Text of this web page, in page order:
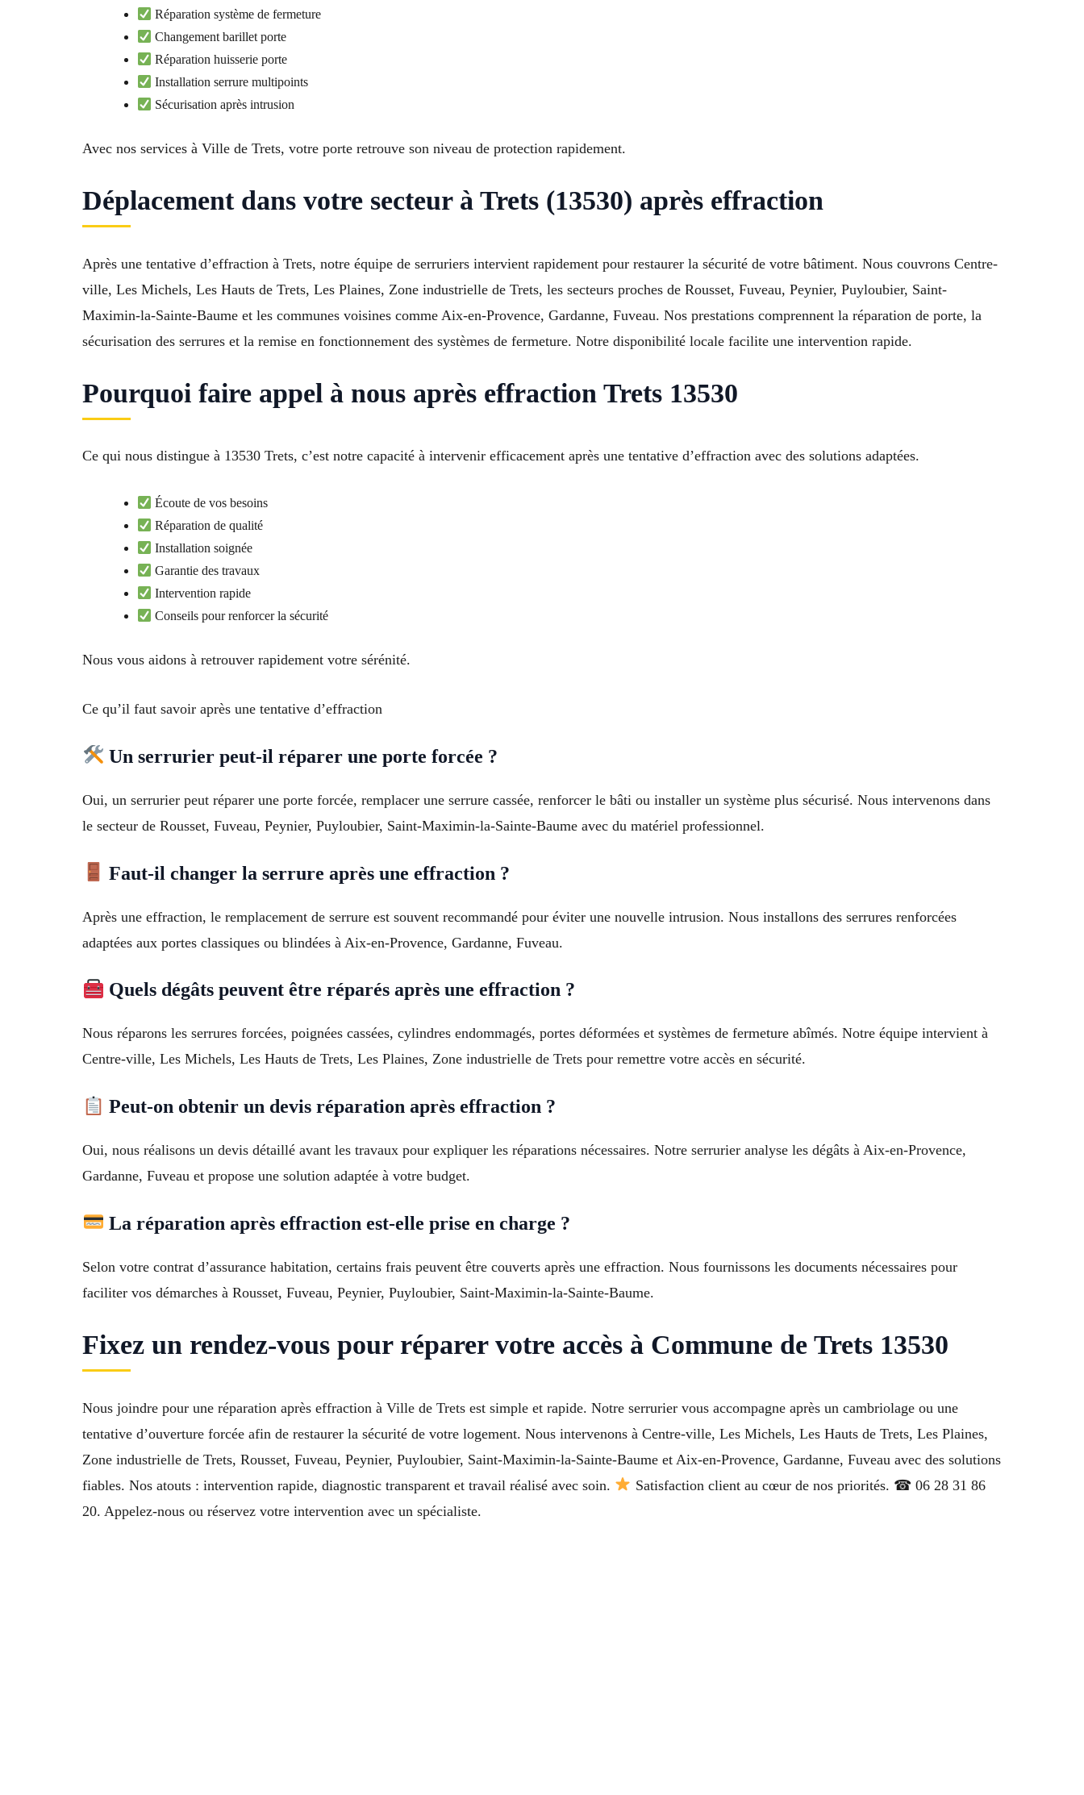
Réparation système de fermeture
Changement barillet porte
Réparation huisserie porte
Installation serrure multipoints
Sécurisation après intrusion
Avec nos services à Ville de Trets, votre porte retrouve son niveau de protection rapidement.
Déplacement dans votre secteur à Trets (13530) après effraction
Après une tentative d’effraction à Trets, notre équipe de serruriers intervient rapidement pour restaurer la sécurité de votre bâtiment. Nous couvrons Centre-
ville, Les Michels, Les Hauts de Trets, Les Plaines, Zone industrielle de Trets, les secteurs proches de Rousset, Fuveau, Peynier, Puyloubier, Saint-
Maximin-la-Sainte-Baume et les communes voisines comme Aix-en-Provence, Gardanne, Fuveau. Nos prestations comprennent la réparation de porte, la
sécurisation des serrures et la remise en fonctionnement des systèmes de fermeture. Notre disponibilité locale facilite une intervention rapide.
Pourquoi faire appel à nous après effraction Trets 13530
Ce qui nous distingue à 13530 Trets, c’est notre capacité à intervenir efficacement après une tentative d’effraction avec des solutions adaptées.
Écoute de vos besoins
Réparation de qualité
Installation soignée
Garantie des travaux
Intervention rapide
Conseils pour renforcer la sécurité
Nous vous aidons à retrouver rapidement votre sérénité.
Ce qu’il faut savoir après une tentative d’effraction
Un serrurier peut-il réparer une porte forcée ?
Oui, un serrurier peut réparer une porte forcée, remplacer une serrure cassée, renforcer le bâti ou installer un système plus sécurisé. Nous intervenons dans
le secteur de Rousset, Fuveau, Peynier, Puyloubier, Saint-Maximin-la-Sainte-Baume avec du matériel professionnel.
Faut-il changer la serrure après une effraction ?
Après une effraction, le remplacement de serrure est souvent recommandé pour éviter une nouvelle intrusion. Nous installons des serrures renforcées
adaptées aux portes classiques ou blindées à Aix-en-Provence, Gardanne, Fuveau.
Quels dégâts peuvent être réparés après une effraction ?
Nous réparons les serrures forcées, poignées cassées, cylindres endommagés, portes déformées et systèmes de fermeture abîmés. Notre équipe intervient à
Centre-ville, Les Michels, Les Hauts de Trets, Les Plaines, Zone industrielle de Trets pour remettre votre accès en sécurité.
Peut-on obtenir un devis réparation après effraction ?
Oui, nous réalisons un devis détaillé avant les travaux pour expliquer les réparations nécessaires. Notre serrurier analyse les dégâts à Aix-en-Provence,
Gardanne, Fuveau et propose une solution adaptée à votre budget.
La réparation après effraction est-elle prise en charge ?
Selon votre contrat d’assurance habitation, certains frais peuvent être couverts après une effraction. Nous fournissons les documents nécessaires pour
faciliter vos démarches à Rousset, Fuveau, Peynier, Puyloubier, Saint-Maximin-la-Sainte-Baume.
Fixez un rendez-vous pour réparer votre accès à Commune de Trets 13530
Nous joindre pour une réparation après effraction à Ville de Trets est simple et rapide. Notre serrurier vous accompagne après un cambriolage ou une
tentative d’ouverture forcée afin de restaurer la sécurité de votre logement. Nous intervenons à Centre-ville, Les Michels, Les Hauts de Trets, Les Plaines,
Zone industrielle de Trets, Rousset, Fuveau, Peynier, Puyloubier, Saint-Maximin-la-Sainte-Baume et Aix-en-Provence, Gardanne, Fuveau avec des solutions
fiables. Nos atouts : intervention rapide, diagnostic transparent et travail réalisé avec soin.
Satisfaction client au cœur de nos priorités. ☎ 06 28 31 86
20. Appelez-nous ou réservez votre intervention avec un spécialiste.